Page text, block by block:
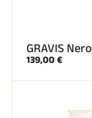
GRAVIS Nero
139,00 €